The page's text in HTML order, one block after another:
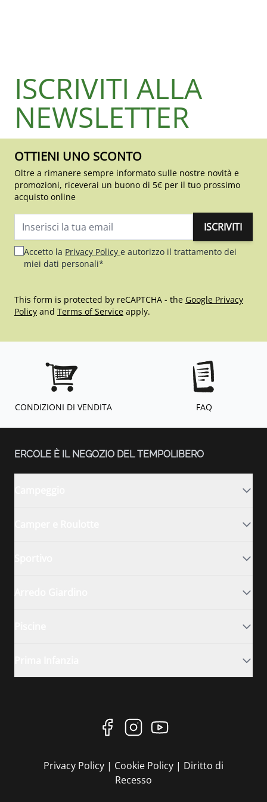
ISCRIVITI ALLA
NEWSLETTER
OTTIENI UNO SCONTO
Oltre a rimanere sempre informato sulle nostre novità e
promozioni, riceverai un buono di 5€ per il tuo prossimo
acquisto online
ISCRIVITI
Accetto la Privacy Policy e autorizzo il trattamento dei
miei dati personali*
This form is protected by reCAPTCHA - the Google Privacy
Policy and Terms of Service apply.
CONDIZIONI DI VENDITA FAQ
ERCOLE È IL NEGOZIO DEL TEMPOLIBERO
Privacy Policy | Cookie Policy | Diritto di
Recesso